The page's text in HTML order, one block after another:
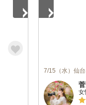
7/15（水）仙
女